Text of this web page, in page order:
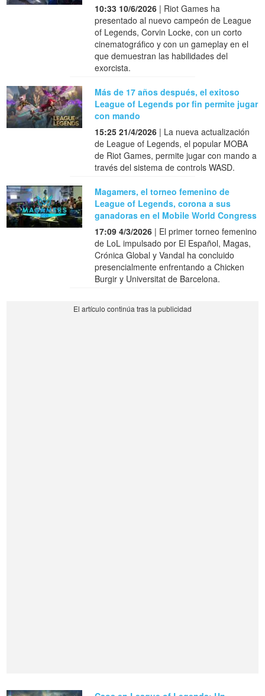
10:33 10/6/2026 | Riot Games ha
presentado al nuevo campeón de League
of Legends, Corvin Locke, con un corto
cinematográfico y con un gameplay en el
que demuestran las habilidades del
exorcista.
Más de 17 años después, el exitoso
League of Legends por fin permite jugar
con mando
15:25 21/4/2026 | La nueva actualización
de League of Legends, el popular MOBA
de Riot Games, permite jugar con mando a
través del sistema de controls WASD.
Magamers, el torneo femenino de
League of Legends, corona a sus
ganadoras en el Mobile World Congress
17:09 4/3/2026 | El primer torneo femenino
de LoL impulsado por El Español, Magas,
Crónica Global y Vandal ha concluido
presencialmente enfrentando a Chicken
Burgir y Universitat de Barcelona.